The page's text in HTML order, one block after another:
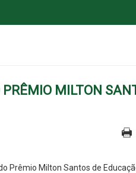
PRÊMIO MILTON
Prêmio Milton Santos de